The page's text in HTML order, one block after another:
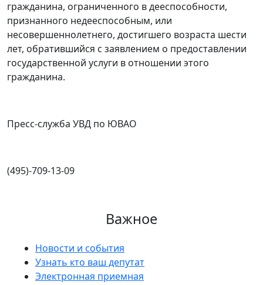
гражданина, ограниченного в дееспособности,
признанного недееспособным, или
несовершеннолетнего, достигшего возраста шести
лет, обратившийся с заявлением о предоставлении
государственной услуги в отношении этого
гражданина.
Пресс-служба УВД по ЮВАО
(495)-709-13-09
Важное
Новости и события
Узнать кто ваш депутат
Электронная приемная